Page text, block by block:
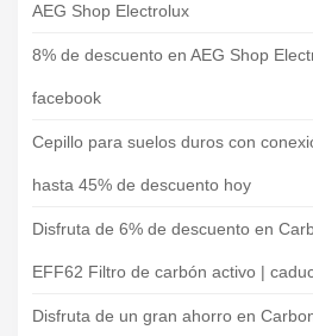
AEG Shop Electrolux
8% de descuento en AEG Shop
facebook
Cepillo para suelos duros con
hasta 45% de descuento hoy
Disfruta de 6% de descuento en
EFF62 Filtro de carbón activo |
Disfruta de un gran ahorro en